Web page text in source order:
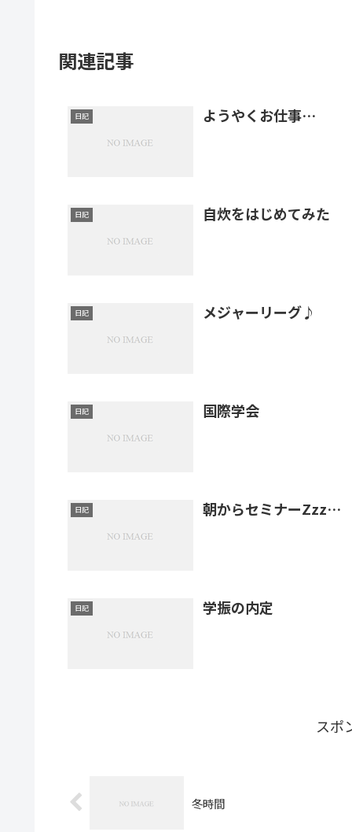
関連記事
日記 ようやくお仕事…
日記 自炊をはじめてみた
日記 メジャーリーグ♪
日記 国際学会
日記 朝からセミナーZzz…
日記 学振の内定
スポ
冬時間